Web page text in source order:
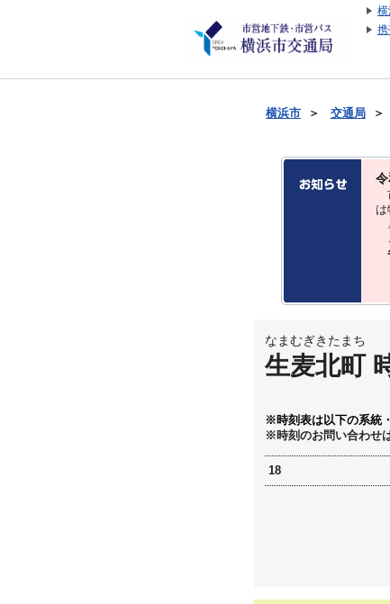
横
横浜市 ＞ 交通局 ＞
は
なまむぎきたまち
生麦北町
※時刻表は以下の系統
※時刻のお問い合わせ
18